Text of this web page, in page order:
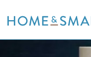
to